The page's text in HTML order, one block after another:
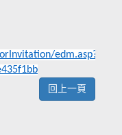
edm.asp?
回上一頁